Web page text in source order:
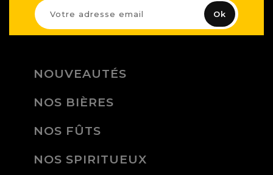
NOUVEAUTÉS
NOS BIÈRES
NOS FÛTS
NOS SPIRITUEUX